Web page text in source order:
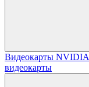
Видеокарты NVIDIA
видеокарты